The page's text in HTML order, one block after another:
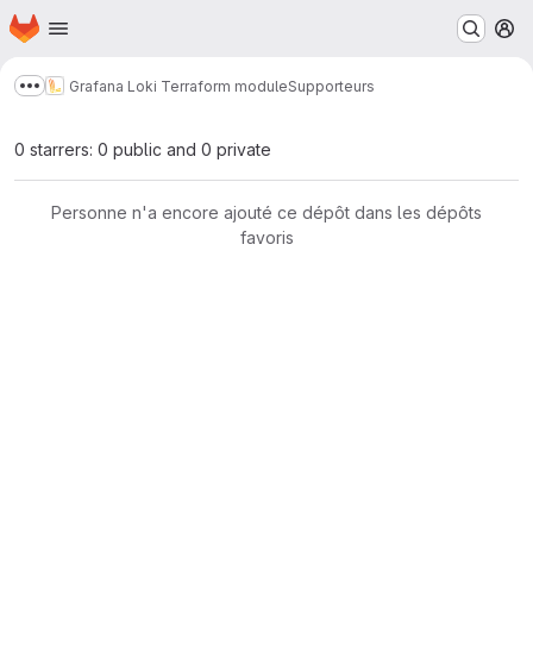
Passer au contenu principal
Page d'accueil
Afficher davantage de fils d'Ariane
Grafana Loki Terraform moduleSupporteurs
0 starrers: 0 public and 0 private
Personne n'a encore ajouté ce dépôt dans les dépôts
favoris